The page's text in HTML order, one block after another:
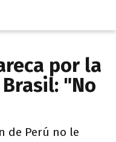
por la
"No
de Perú no le